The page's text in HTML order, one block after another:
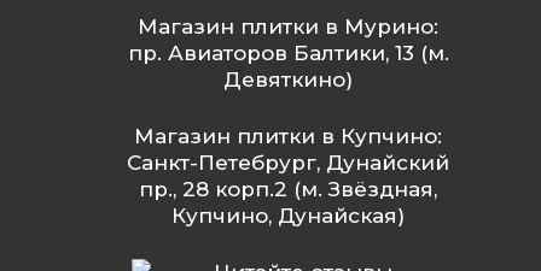
Магазин плитки в Мурино:
пр. Авиаторов Балтики, 13 (м.
Девяткино)
Магазин плитки в Купчино:
Санкт-Петебрург, Дунайский
пр., 28 корп.2 (м. Звёздная,
Купчино, Дунайская)